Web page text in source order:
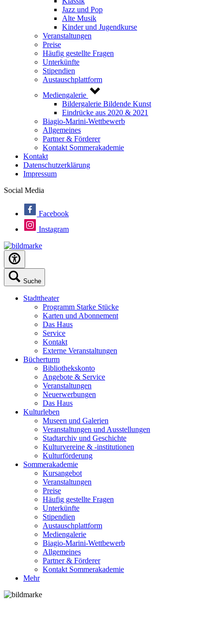
Jazz und Pop
Alte Musik
Kinder und Jugendkurse
Veranstaltungen
Preise
Häufig gestellte Fragen
Unterkünfte
Stipendien
Austauschplattform
Mediengalerie
Bildergalerie Bildende Kunst
Eindrücke aus 2020 & 2021
Biagio-Marini-Wettbewerb
Allgemeines
Partner & Förderer
Kontakt Sommerakademie
Kontakt
Datenschutzerklärung
Impressum
Social Media
Facebook
Instagram
Suche
Stadttheater
Programm Starke Stücke
Karten und Abonnement
Das Haus
Service
Kontakt
Externe Veranstaltungen
Bücherturm
Bibliothekskonto
Angebote & Service
Veranstaltungen
Neuerwerbungen
Das Haus
Kulturleben
Museen und Galerien
Veranstaltungen und Ausstellungen
Stadtarchiv und Geschichte
Kulturvereine & -institutionen
Kulturförderung
Sommerakademie
Kursangebot
Veranstaltungen
Preise
Häufig gestellte Fragen
Unterkünfte
Stipendien
Austauschplattform
Mediengalerie
Biagio-Marini-Wettbewerb
Allgemeines
Partner & Förderer
Kontakt Sommerakademie
Mehr